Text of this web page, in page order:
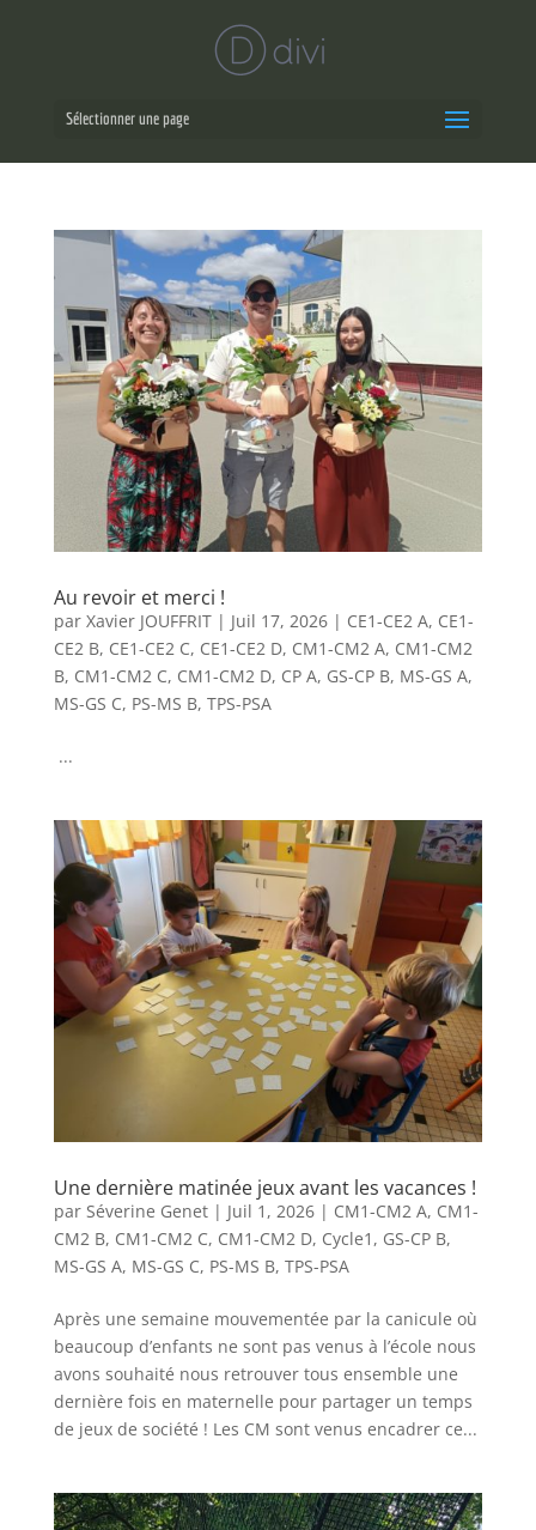
Sélectionner une page
Au revoir et merci !
par Xavier JOUFFRIT| Juil 17, 2026| CE1-CE2 A, CE1-
CE2 B, CE1-CE2 C, CE1-CE2 D, CM1-CM2 A, CM1-CM2
B, CM1-CM2 C, CM1-CM2 D, CP A, GS-CP B, MS-GS A,
MS-GS C, PS-MS B, TPS-PSA
...
Une dernière matinée jeux avant les vacances !
par Séverine Genet| Juil 1, 2026| CM1-CM2 A, CM1-
CM2 B, CM1-CM2 C, CM1-CM2 D, Cycle1 , GS-CP B,
MS-GS A, MS-GS C, PS-MS B, TPS-PSA
Après une semaine mouvementée par la canicule où
beaucoup d’enfants ne sont pas venus à l’école nous
avons souhaité nous retrouver tous ensemble une
dernière fois en maternelle pour partager un temps
de jeux de société ! Les CM sont venus encadrer ce...